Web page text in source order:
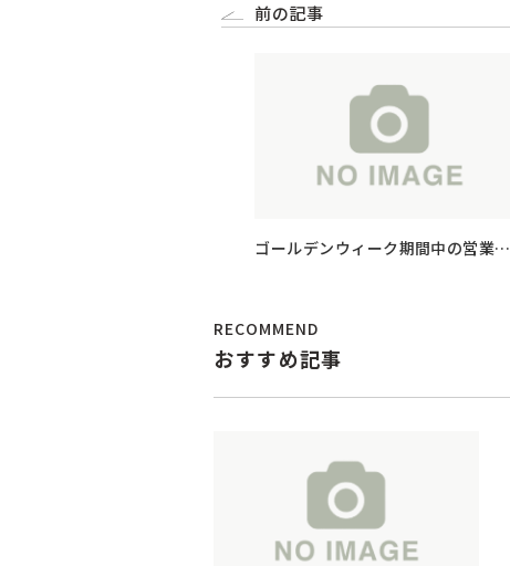
前の記事
ゴールデンウィーク期間中の営業に
RECOMMEND
おすすめ記事